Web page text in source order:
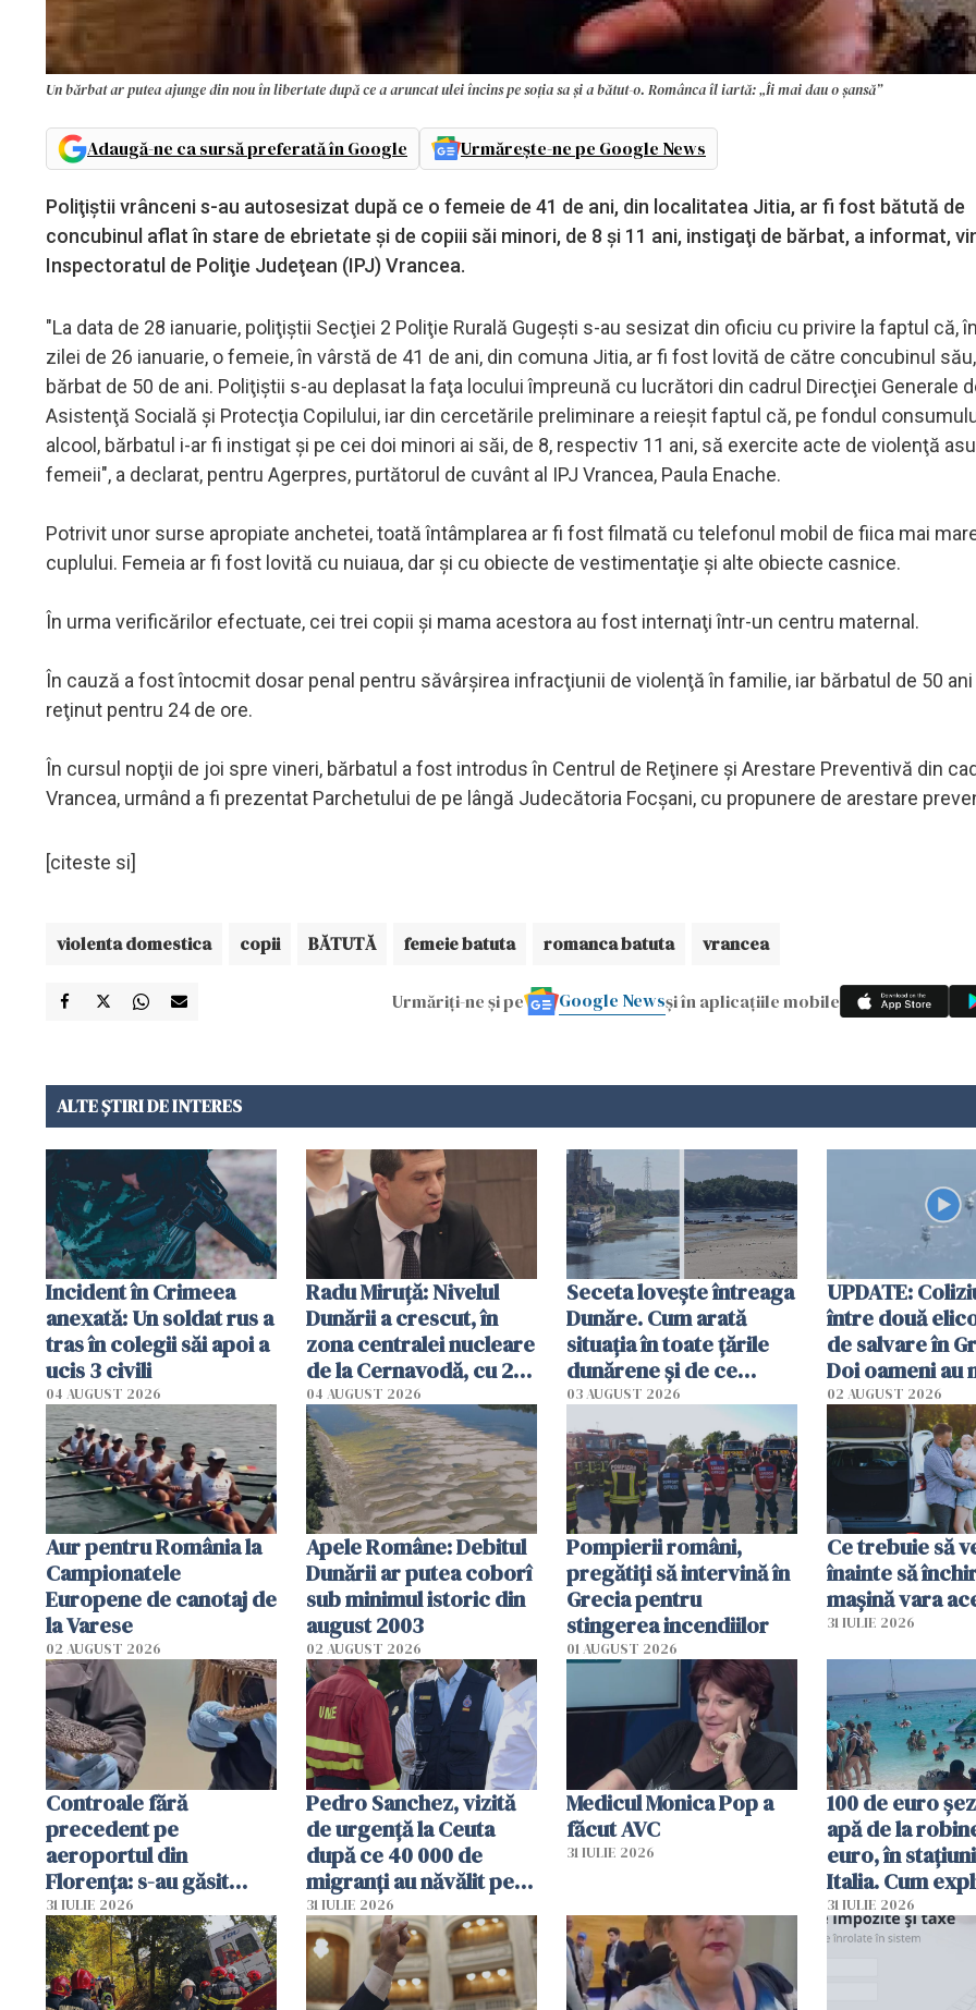
Un bărbat ar putea ajunge din nou în libertate după ce a aruncat ulei încins pe soția sa și a bătut-o. Românca îl iartă: „Îi mai dau o șansă”
Adaugă-ne ca sursă preferată în Google Urmărește-ne pe Google News
Poliţiştii vrânceni s-au autosesizat după ce o femeie de 41 de ani, din localitatea Jitia, ar fi fost bătută de
concubinul aflat în stare de ebrietate şi de copiii săi minori, de 8 şi 11 ani, instigaţi de bărbat, a informat,
Inspectoratul de Poliţie Judeţean (IPJ) Vrancea.
"La data de 28 ianuarie, poliţiştii Secţiei 2 Poliţie Rurală Gugeşti s-au sesizat din oficiu cu privire la faptul că,
zilei de 26 ianuarie, o femeie, în vârstă de 41 de ani, din comuna Jitia, ar fi fost lovită de către concubinul
bărbat de 50 de ani. Poliţiştii s-au deplasat la faţa locului împreună cu lucrători din cadrul Direcţiei Generale
Asistenţă Socială şi Protecţia Copilului, iar din cercetările preliminare a reieşit faptul că, pe fondul
alcool, bărbatul i-ar fi instigat şi pe cei doi minori ai săi, de 8, respectiv 11 ani, să exercite acte de violenţă
femeii", a declarat, pentru Agerpres, purtătorul de cuvânt al IPJ Vrancea, Paula Enache.
Potrivit unor surse apropiate anchetei, toată întâmplarea ar fi fost filmată cu telefonul mobil de fiica mai
cuplului. Femeia ar fi fost lovită cu nuiaua, dar şi cu obiecte de vestimentaţie şi alte obiecte casnice.
În urma verificărilor efectuate, cei trei copii şi mama acestora au fost internaţi într-un centru maternal.
În cauză a fost întocmit dosar penal pentru săvârşirea infracţiunii de violenţă în familie, iar bărbatul de 50
reţinut pentru 24 de ore.
În cursul nopţii de joi spre vineri, bărbatul a fost introdus în Centrul de Reţinere şi Arestare Preventivă din
Vrancea, urmând a fi prezentat Parchetului de pe lângă Judecătoria Focşani, cu propunere de arestare
[citeste si]
violenta domestica copii BĂTUTĂ femeie batuta romanca batuta vrancea
Urmăriți-ne și pe Google Newsși în aplicațiile mobile
ALTE ȘTIRI DE INTERES
Incident în Crimeea
anexată: Un soldat rus a
tras în colegii săi apoi a
ucis 3 civili
04 AUGUST 2026
Radu Miruţă: Nivelul
Dunării a crescut, în
zona centralei nucleare
de la Cernavodă, cu 2
cm faţă de ziua trecută
04 AUGUST 2026
Seceta lovește întreaga
Dunăre. Cum arată
situația în toate țările
dunărene și de ce
România resimte
efectele, deși a plouat
în iulie
03 AUGUST 2026
UPDATE:
între două
de salvare în
Doi oameni au
02 AUGUST 2026
Aur pentru România la
Campionatele
Europene de canotaj de
la Varese
02 AUGUST 2026
Apele Române: Debitul
Dunării ar putea coborî
sub minimul istoric din
august 2003
02 AUGUST 2026
Pompierii români,
pregătiţi să intervină în
Grecia pentru
stingerea incendiilor
01 AUGUST 2026
Ce trebuie să
înainte să
mașină vara
31 IULIE 2026
Controale fără
precedent pe
aeroportul din
Florența: s-au găsit
capete de aligator și o
sumă imensă de bani
31 IULIE 2026
Pedro Sanchez, vizită
de urgență la Ceuta
după ce 40 000 de
migranți au năvălit pe
teritoriul spaniol: „Vom
mobiliza toate
resursele"
31 IULIE 2026
Medicul Monica Pop a
făcut AVC
31 IULIE 2026
100 de euro
apă de la
euro, în
Italia. Cum
autoritățile
31 IULIE 2026